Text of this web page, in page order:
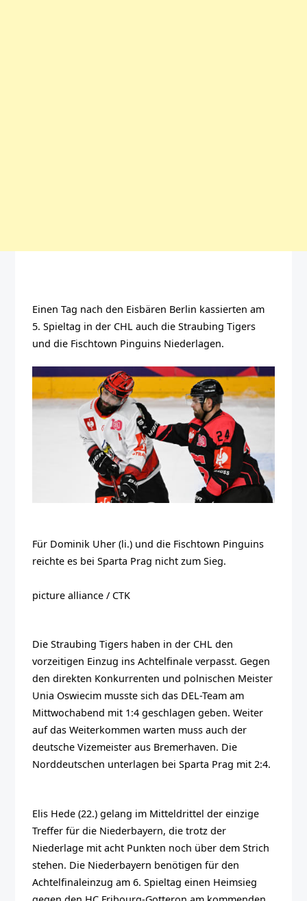
Einen Tag nach den Eisbären Berlin kassierten am
5. Spieltag in der CHL auch die Straubing Tigers
und die Fischtown Pinguins Niederlagen.
Für Dominik Uher (li.) und die Fischtown Pinguins
reichte es bei Sparta Prag nicht zum Sieg.
picture alliance / CTK
Die Straubing Tigers haben in der CHL den
vorzeitigen Einzug ins Achtelfinale verpasst. Gegen
den direkten Konkurrenten und polnischen Meister
Unia Oswiecim musste sich das DEL-Team am
Mittwochabend mit 1:4 geschlagen geben. Weiter
auf das Weiterkommen warten muss auch der
deutsche Vizemeister aus Bremerhaven. Die
Norddeutschen unterlagen bei Sparta Prag mit 2:4.
Elis Hede (22.) gelang im Mitteldrittel der einzige
Treffer für die Niederbayern, die trotz der
Niederlage mit acht Punkten noch über dem Strich
stehen. Die Niederbayern benötigen für den
Achtelfinaleinzug am 6. Spieltag einen Heimsieg